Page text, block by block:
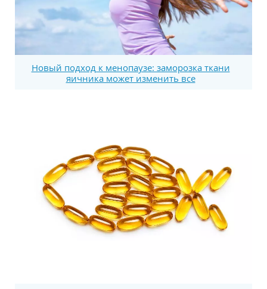
Новый подход к менопаузе: заморозка ткани
яичника может изменить все